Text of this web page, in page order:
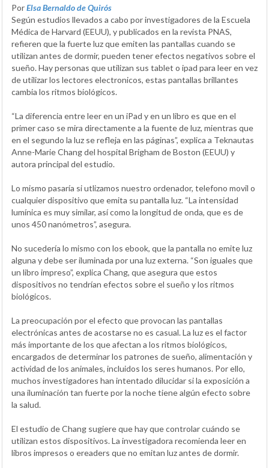
PorElsa Bernaldo de Quirós
Según estudios llevados a cabo por investigadores de la Escuela
Médica de Harvard (EEUU), y publicados en la revista PNAS,
refieren que la fuerte luz que emiten las pantallas cuando se
utilizan antes de dormir, pueden tener efectos negativos sobre el
sueño. Hay personas que utilizan sus tablet o ipad para leer en vez
de utilizar los lectores electronicos, estas pantallas brillantes
cambia los ritmos biológicos.
“La diferencia entre leer en un iPad y en un libro es que en el
primer caso se mira directamente a la fuente de luz, mientras que
en el segundo la luz se refleja en las páginas”, explica a Teknautas
Anne-Marie Chang del hospital Brigham de Boston (EEUU) y
autora principal del estudio.
Lo mismo pasaría si utlizamos nuestro ordenador, telefono movil o
cualquier dispositivo que emita su pantalla luz. “La intensidad
lumínica es muy similar, así como la longitud de onda, que es de
unos 450 nanómetros”, asegura.
No sucedería lo mismo con los ebook, que la pantalla no emite luz
alguna y debe ser iluminada por una luz externa. “Son iguales que
un libro impreso”, explica Chang, que asegura que estos
dispositivos no tendrían efectos sobre el sueño y los ritmos
biológicos.
La preocupación por el efecto que provocan las pantallas
electrónicas antes de acostarse no es casual. La luz es el factor
más importante de los que afectan a los ritmos biológicos,
encargados de determinar los patrones de sueño, alimentación y
actividad de los animales, incluidos los seres humanos. Por ello,
muchos investigadores han intentado dilucidar si la exposición a
una iluminación tan fuerte por la noche tiene algún efecto sobre
la salud.
El estudio de Chang sugiere que hay que controlar cuándo se
utilizan estos dispositivos. La investigadora recomienda leer en
libros impresos o ereaders que no emitan luz antes de dormir.